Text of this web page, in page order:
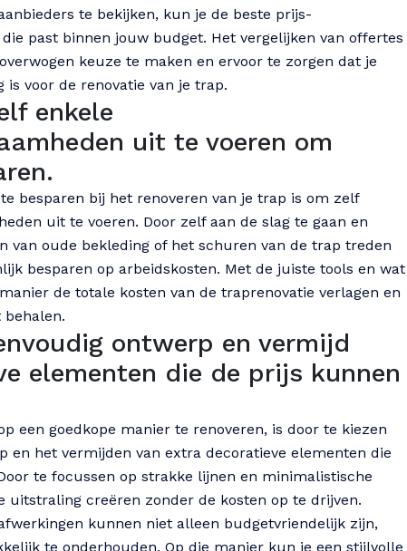
te bekijken, kun je de beste prijs-
past binnen jouw budget. Het vergelijken van offertes
keuze te maken en ervoor te zorgen dat je
voor de renovatie van je trap.
enkele
uit te voeren om
besparen bij het renoveren van je trap is om zelf
uit te voeren. Door zelf aan de slag te gaan en
van oude bekleding of het schuren van de trap treden
besparen op arbeidskosten. Met de juiste tools en wat
de totale kosten van de traprenovatie verlagen en
ontwerp en vermijd
elementen die de prijs kunnen
een goedkope manier te renoveren, is door te kiezen
en het vermijden van extra decoratieve elementen die
te focussen op strakke lijnen en minimalistische
uitstraling creëren zonder de kosten op te drijven.
kunnen niet alleen budgetvriendelijk zijn,
te onderhouden. Op die manier kun je een stijlvolle